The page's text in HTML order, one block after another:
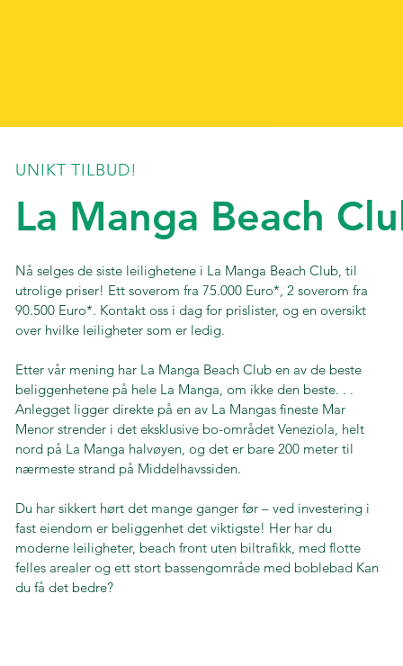
UNIKT TILBUD!
La Manga Beach
Nå selges de siste leilighetene i La Manga Beach Club, til
utrolige priser! Ett soverom fra 75.000 Euro*, 2 soverom fra
90.500 Euro*. Kontakt oss i dag for prislister, og en oversikt
over hvilke leiligheter som er ledig.
Etter vår mening har La Manga Beach Club en av de beste
beliggenhetene på hele La Manga, om ikke den beste. . .
Anlegget ligger direkte på en av La Mangas fineste Mar
Menor strender i det eksklusive bo-området Veneziola, helt
nord på La Manga halvøyen, og det er bare 200 meter til
nærmeste strand på Middelhavssiden.
Du har sikkert hørt det mange ganger før – ved investering i
fast eiendom er beliggenhet det viktigste! Her har du
moderne leiligheter, beach front uten biltrafikk, med flotte
felles arealer og ett stort bassengområde med boblebad Kan
du få det bedre?